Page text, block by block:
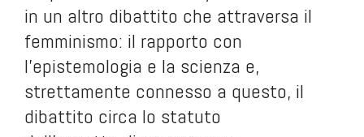
in un altro dibattito che attraversa il
femminismo: il rapporto con
l’epistemologia e la scienza e,
strettamente connesso a questo, il
dibattito circa lo statuto